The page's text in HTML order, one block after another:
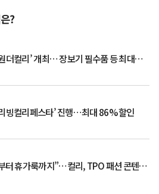
?
더컬리’ 개최… 장보기 필수품 등 최대
빙컬리페스타’ 진행…최대 86% 할인
터 휴가룩까지”…컬리, TPO 패션 콘텐츠
흥행